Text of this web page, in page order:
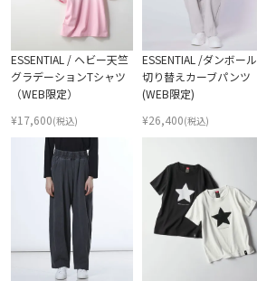
ESSENTIAL / ヘビー天竺
グラデーションTシャツ
（WEB限定）
¥17,600(税込)
ESSENTIAL /ダンボール
切り替えカーブパンツ
(WEB限定)
¥26,400(税込)